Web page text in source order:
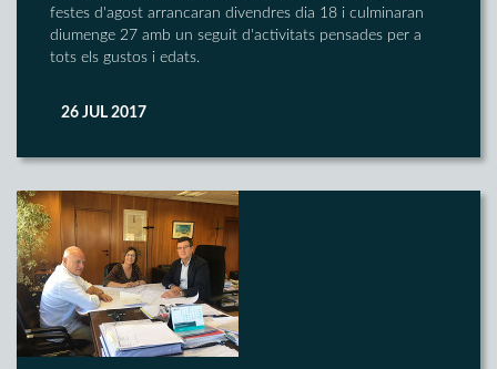
festes d'agost arrancaran divendres dia 18 i culminaran
diumenge 27 amb un seguit d'activitats pensades per a
tots els gustos i edats.
26 JUL 2017